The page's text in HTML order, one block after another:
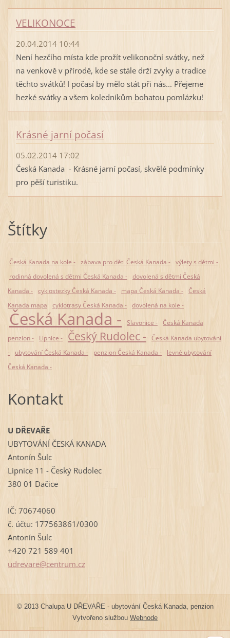
VELIKONOCE
20.04.2014 10:44
Není hezčího místa kde prožít velikonoční svátky, než
na venkově v přírodě, kde se stále drží zvyky a tradice
těchto svátků! I počasí by mělo stát při nás... Přejeme
hezké svátky a všem koledníkům bohatou pomlázku!
Krásné jarní počasí
05.02.2014 17:02
Česká Kanada - Krásné jarní počasí, skvělé podmínky
pro pěší turistiku.
Štítky
Česká Kanada na kole - zábava pro děti Česká Kanada - výlety s dětmi -
rodinná dovolená s dětmi Česká Kanada - dovolená s dětmi Česká
Kanada - cyklostezky Česká Kanada - mapa Česká Kanada - Česká
Kanada mapa
cyklotrasy Česká Kanada - dovolená na kole -
Česká Kanada - Slavonice - Česká Kanada
penzion -
Lipnice - Český Rudolec -
Česká Kanada ubytování
-
ubytování Česká Kanada - penzion Česká Kanada -
levné ubytování
Česká Kanada -
Kontakt
U DŘEVAŘE
UBYTOVÁNÍ ČESKÁ KANADA
Antonín Šulc
Lipnice 11 - Český Rudolec
380 01 Dačice
IČ: 70674060
č. účtu: 177563861/0300
Antonín Šulc
+420 721 589 401
udrevare@centrum.cz
© 2013 Chalupa U DŘEVAŘE - ubytování Česká Kanada, penzion
Vytvořeno službou Webnode